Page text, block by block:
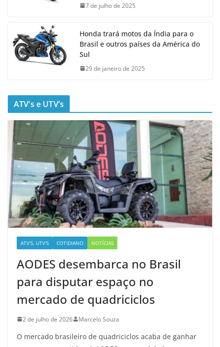
7 de julho de 2025
Honda trará motos da Índia para o
Brasil e outros países da América do
Sul
29 de janeiro de 2025
ATV’s e UTV’s
ATV'S, UTV'S COTIDIANO NOTÍCIAS
AODES desembarca no Brasil
para disputar espaço no
mercado de quadriciclos
2 de julho de 2026 Marcelo Souza
O mercado brasileiro de quadriciclos acaba de ganhar